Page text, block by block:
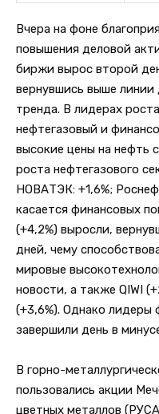
Вчера на фоне
повышения деловой
биржи вырос второй
вернувшись выше линии
тренда. В лидерах
нефтегазовый и
высокие цены на нефть
роста нефтегазового
НОВАТЭК: +1,6%;
касается финансовых
(+4,2%) выросли,
дней, чему
мировые
новости, а также QIWI
(+3,6%). Однако лидеры
завершили день в
В горно-
пользовались акции
цветных металлов